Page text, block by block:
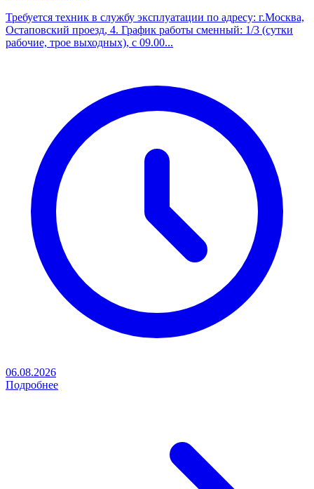
Требуется техник в службу эксплуатации по адресу: г.Москва,
Остаповский проезд, 4. График работы сменный: 1/3 (сутки
рабочие, трое выходных), с 09.00...
06.08.2026
Подробнее